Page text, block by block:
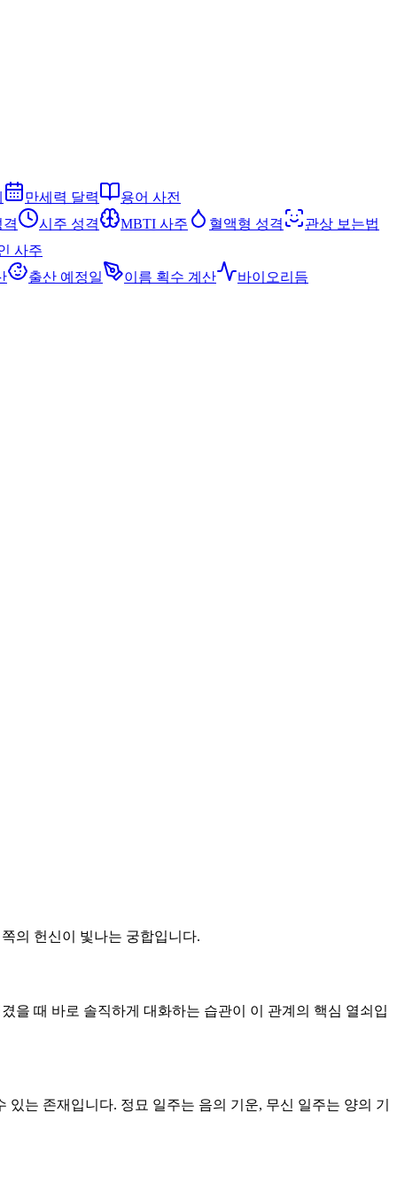
만세력 달력
용어 사전
격 시주 성격 MBTI 사주 혈액형 성격
관상 보는법
사주
출산 예정일 이름 획수 계산
바이오리듬
의 헌신이 빛나는 궁합입니다.
을 때 바로 솔직하게 대화하는 습관이 이 관계의 핵심 열쇠입
는 존재입니다. 정묘 일주는 음의 기운, 무신 일주는 양의 기